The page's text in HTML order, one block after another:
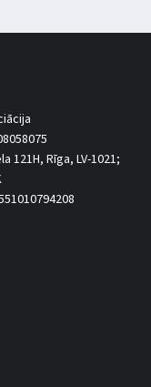
121H, Rīga, LV-1021;